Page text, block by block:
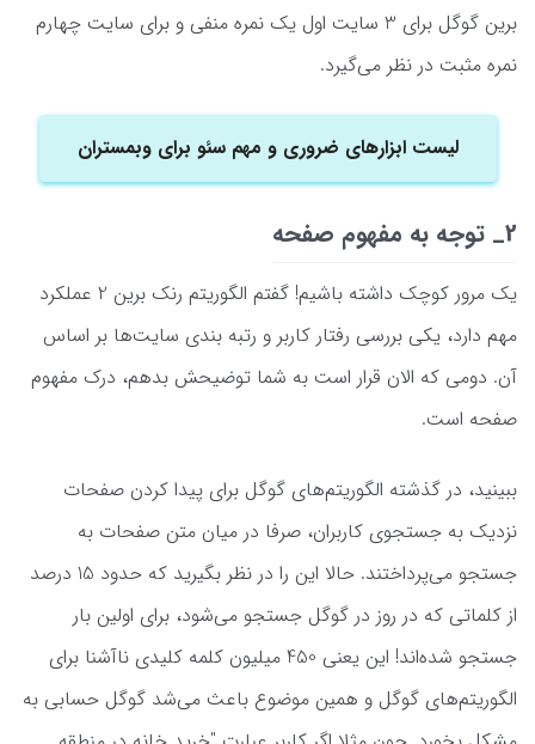
برین گوگل برای 3 سایت اول یک نمره منفی و برای سایت چهارم
نمره مثبت در نظر می‌گیرد.
لیست ابزارهای ضروری و مهم سئو برای وبمستران
2_ توجه به مفهوم صفحه
یک مرور کوچک داشته باشیم! گفتم الگوریتم رنک برین 2 عملکرد
مهم دارد، یکی بررسی رفتار کاربر و رتبه بندی سایت‌ها بر اساس
آن. دومی که الان قرار است به شما توضیحش بدهم، درک مفهوم
صفحه است.
ببینید، در گذشته الگوریتم‌های گوگل برای پیدا کردن صفحات
نزدیک به جستجوی کاربران، صرفا در میان متن صفحات به
جستجو می‌پرداختند. حالا این را در نظر بگیرید که حدود 15 درصد
از کلماتی که در روز در گوگل جستجو می‌شود، برای اولین بار
جستجو شده‌اند! این یعنی 450 میلیون کلمه کلیدی ناآشنا برای
الگوریتم‌های گوگل و همین موضوع باعث می‌شد گوگل حسابی به